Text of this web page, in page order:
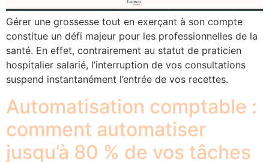
Gérer une grossesse tout en exerçant à son compte
constitue un défi majeur pour les professionnelles de la
santé. En effet, contrairement au statut de praticien
hospitalier salarié, l’interruption de vos consultations
suspend instantanément l’entrée de vos recettes.
Automatisation comptable :
comment automatiser
jusqu’à 80 % de vos tâches
×
Ce site Web utilise des
cookies
Nous utilisons des cookies pour
analyser notre trafic. Nous partageons
également des informations sur votre
utilisation de notre site avec nos
partenaires de publicité et d'analyse qui
peuvent les combiner avec d'autres